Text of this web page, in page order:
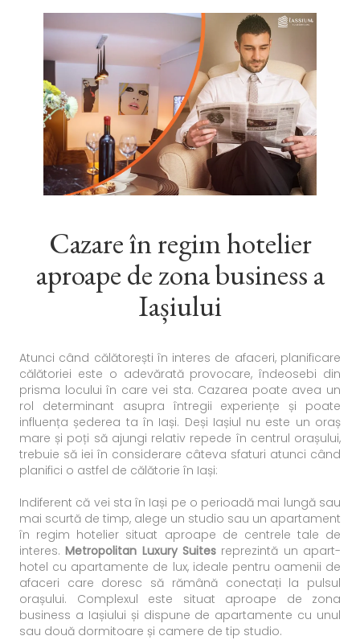
Cazare în regim hotelier
aproape de zona business a
Iașiului
Atunci când călătorești în interes de afaceri, planificare
călătoriei este o adevărată provocare, îndeosebi din
prisma locului în care vei sta. Cazarea poate avea un
rol determinant asupra întregii experiențe și poate
influența șederea ta în Iași. Deși Iașiul nu este un oraș
mare și poți să ajungi relativ repede în centrul orașului,
trebuie să iei în considerare câteva sfaturi atunci când
planifici o astfel de călătorie în Iași:
Indiferent că vei sta în Iași pe o perioadă mai lungă sau
mai scurtă de timp, alege un studio sau un apartament
în regim hotelier situat aproape de centrele tale de
interes. Metropolitan Luxury Suites reprezintă un apart-
hotel cu apartamente de lux, ideale pentru oamenii de
afaceri care doresc să rămână conectați la pulsul
orașului. Complexul este situat aproape de zona
business a Iașiului și dispune de apartamente cu unul
sau două dormitoare și camere de tip studio.